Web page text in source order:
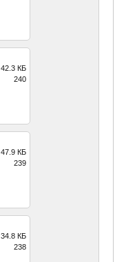
42.3 КБ
240
47.9 КБ
239
34.8 КБ
238